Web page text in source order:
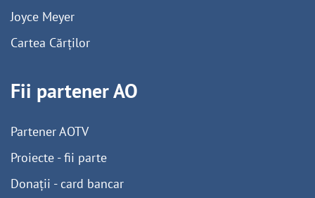
Joyce Meyer
Cartea Cărților
Fii partener AO
Partener AOTV
Proiecte - fii parte
Donații - card bancar